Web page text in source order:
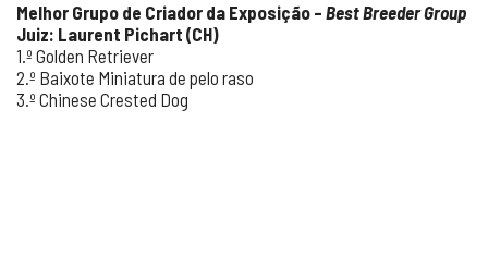
Melhor Grupo de Criador da Exposição – Best Breeder Group
Juiz: Laurent Pichart (CH)
1.º Golden Retriever
2.º Baixote Miniatura de pelo raso
3.º Chinese Crested Dog